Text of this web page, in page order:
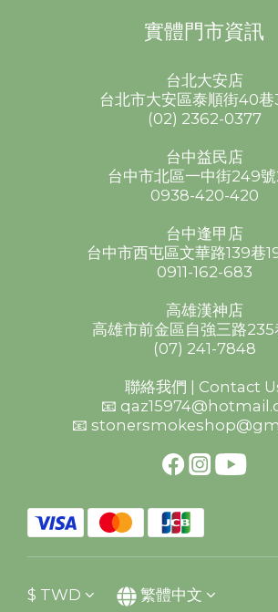
實體門市資訊
台北大安店
台北市大安區泰順街40
(02) 2362-0377
台中益民店
台中市北區一中街249
0938-420-420
台中逢甲店
台中市西屯區文華路139巷
0911-162-683
高雄漢神店
高雄市前金區自強三路235
(07) 241-7848
聯絡我們 | Contact
📧
📧
$ TWD 繁體中文